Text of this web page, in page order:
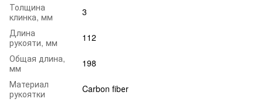
Толщина
клинка, мм
3
Длина
рукояти, мм
112
Общая длина,
мм
198
Материал
рукоятки
Carbon fibеr